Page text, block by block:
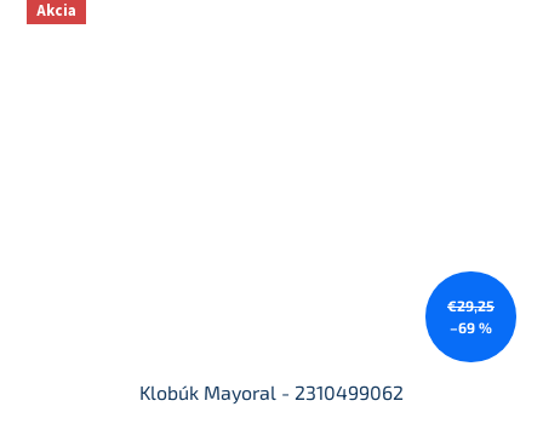
Akcia
€29,25
–69 %
Klobúk Mayoral - 2310499062